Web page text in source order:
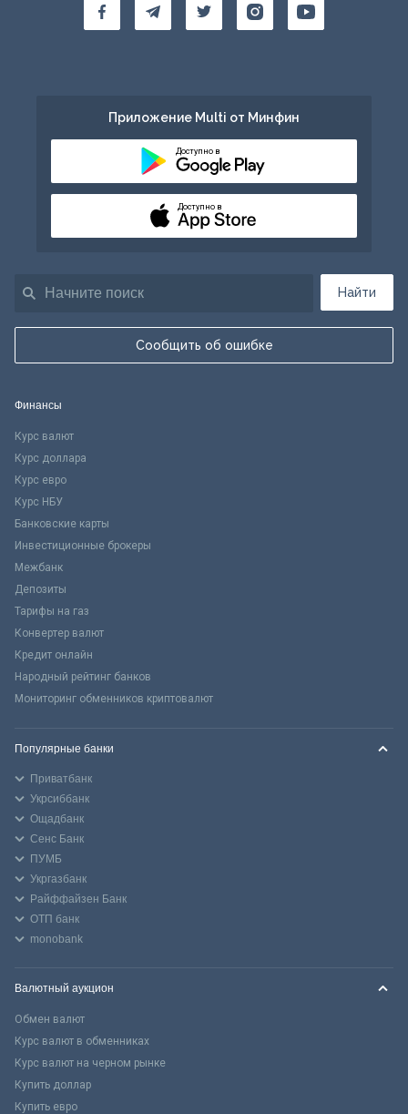
Найти
Сообщить об ошибке
Приложение Multi от Минфин
Доступно в
Доступно в
Финансы
Курс валют
Курс доллара
Курс евро
Курс НБУ
Банковские карты
Инвестиционные брокеры
Межбанк
Депозиты
Тарифы на газ
Конвертер валют
Кредит онлайн
Народный рейтинг банков
Мониторинг обменников криптовалют
Популярные банки
Приватбанк
Укрсиббанк
Ощадбанк
Сенс Банк
ПУМБ
Укргазбанк
Райффайзен Банк
ОТП банк
monobank
Валютный аукцион
Обмен валют
Курс валют в обменниках
Курс валют на черном рынке
Купить доллар
Купить евро